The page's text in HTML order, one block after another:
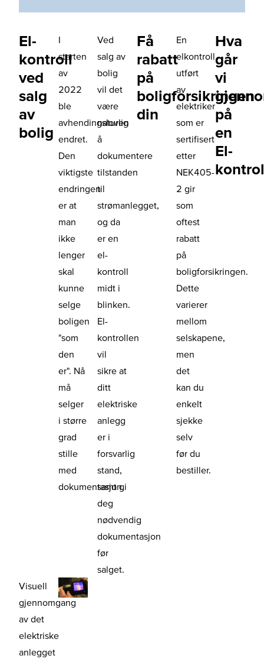
El-
kontroll
ved
salg
av
bolig
I
starten
av
2022
ble
avhendingsloven
endret.
Den
viktigste
endringen
er at
man
ikke
lenger
skal
kunne
selge
boligen
"som
den
er". Nå
må
selger
i større
grad
stille
med
dokumentasjon.
Ved
salg av
bolig
vil det
være
naturlig
å
dokumentere
tilstanden
til
strømanlegget,
og da
er en
el-
kontroll
midt i
blinken.
El-
kontrollen
vil
sikre at
ditt
elektriske
anlegg
er i
forsvarlig
stand,
samt gi
deg
nødvendig
dokumentasjon
før
salget.
Få
rabatt
på
boligforsikringen
din
En
elkontroll
utført
av
elektriker
som er
sertifisert
etter
NEK405-
2 gir
som
oftest
rabatt
på
boligforsikringen.
Dette
varierer
mellom
selskapene,
men
det
kan du
enkelt
sjekke
selv
før du
bestiller.
Hva
går
vi
på
en
El-
Visuell
gjennomgang
av det
elektriske
anlegget